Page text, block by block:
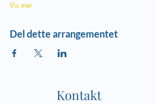
Vis mer
Del dette arrangementet
Kontakt